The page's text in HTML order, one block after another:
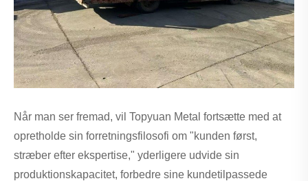
Når man ser fremad, vil Topyuan Metal fortsætte med at
opretholde sin forretningsfilosofi om "kunden først,
stræber efter ekspertise," yderligere udvide sin
produktionskapacitet, forbedre sine kundetilpassede